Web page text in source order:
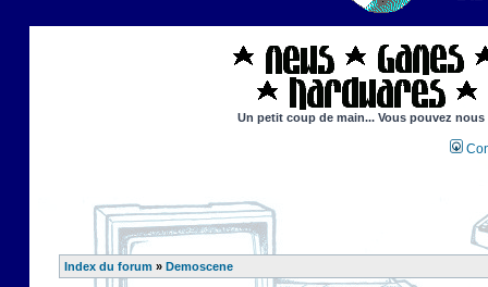
Un petit coup de main... Vous pouvez
Index du forum » Demoscene